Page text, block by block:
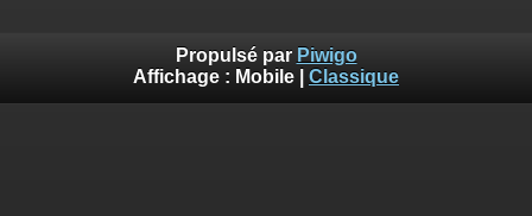
Propulsé par Piwigo
Affichage : Mobile Classique